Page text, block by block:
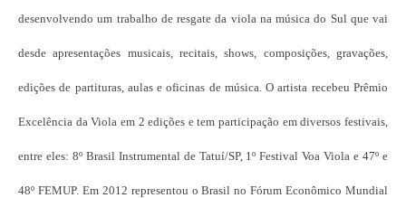
desenvolvendo um trabalho de resgate da viola na música do Sul que vai
desde apresentações musicais, recitais, shows, composições, gravações,
edições de partituras, aulas e oficinas de música. O artista recebeu Prêmio
Excelência da Viola em 2 edições e tem participação em diversos festivais,
entre eles: 8º Brasil Instrumental de Tatuí/SP, 1º Festival Voa Viola e 47º e
48º FEMUP. Em 2012 representou o Brasil no Fórum Econômico Mundial